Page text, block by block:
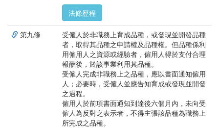
法條歷程
第九條
受僱人於非職務上育成品種，或發現並開發品種
者，取得其品種之申請權及品種權。但品種係利
用僱用人之資源或經驗者，僱用人得於支付合理
報酬後，於該事業利用其品種。
受僱人完成非職務上之品種，應以書面通知僱用
人；必要時，受僱人並應告知育成或發現並開發
之過程。
僱用人於前項書面通知到達後六個月內，未向受
僱人為反對之表示者，不得主張該品種為職務上
所完成之品種。